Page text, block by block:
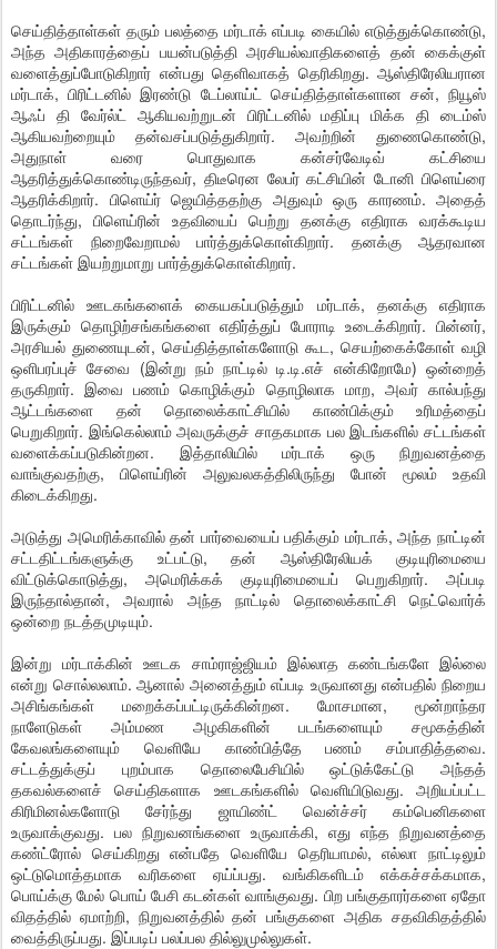
செய்தித்தாள்கள் தரும் பலத்தை மர்டாக் எப்படி கையில் எடுத்துக்கொண்டு,
அந்த அதிகாரத்தைப் பயன்படுத்தி அரசியல்வாதிகளைத் தன் கைக்குள்
வளைத்துப்போடுகிறார் என்பது தெளிவாகத் தெரிகிறது. ஆஸ்திரேலியரான
மர்டாக், பிரிட்டனில் இரண்டு டேப்லாய்ட் செய்தித்தாள்களான சன், நியூஸ்
ஆஃப் தி வேர்ல்ட் ஆகியவற்றுடன் பிரிட்டனில் மதிப்பு மிக்க தி டைம்ஸ்
ஆகியவற்றையும் தன்வசப்படுத்துகிறார். அவற்றின் துணைகொண்டு,
அதுநாள் வரை பொதுவாக கன்சர்வேடிவ் கட்சியை
ஆதரித்துக்கொண்டிருந்தவர், திடீரென லேபர் கட்சியின் டோனி பிளெய்ரை
ஆதரிக்கிறார். பிளெய்ர் ஜெயித்ததற்கு அதுவும் ஒரு காரணம். அதைத்
தொடர்ந்து, பிளெய்ரின் உதவியைப் பெற்று தனக்கு எதிராக வரக்கூடிய
சட்டங்கள் நிறைவேறாமல் பார்த்துக்கொள்கிறார். தனக்கு ஆதரவான
சட்டங்கள் இயற்றுமாறு பார்த்துக்கொள்கிறார்.
பிரிட்டனில் ஊடகங்களைக் கையகப்படுத்தும் மர்டாக், தனக்கு எதிராக
இருக்கும் தொழிற்சங்கங்களை எதிர்த்துப் போராடி உடைக்கிறார். பின்னர்,
அரசியல் துணையுடன், செய்தித்தாள்களோடு கூட, செயற்கைக்கோள் வழி
ஒளிபரப்புச் சேவை (இன்று நம் நாட்டில் டி.டி.எச் என்கிறோமே) ஒன்றைத்
தருகிறார். இவை பணம் கொழிக்கும் தொழிலாக மாற, அவர் கால்பந்து
ஆட்டங்களை தன் தொலைக்காட்சியில் காண்பிக்கும் உரிமத்தைப்
பெறுகிறார். இங்கெல்லாம் அவருக்குச் சாதகமாக பல இடங்களில் சட்டங்கள்
வளைக்கப்படுகின்றன. இத்தாலியில் மர்டாக் ஒரு நிறுவனத்தை
வாங்குவதற்கு, பிளெய்ரின் அலுவலகத்திலிருந்து போன் மூலம் உதவி
கிடைக்கிறது.
அடுத்து அமெரிக்காவில் தன் பார்வையைப் பதிக்கும் மர்டாக், அந்த நாட்டின்
சட்டதிட்டங்களுக்கு உட்பட்டு, தன் ஆஸ்திரேலியக் குடியுரிமையை
விட்டுக்கொடுத்து, அமெரிக்கக் குடியுரிமையைப் பெறுகிறார். அப்படி
இருந்தால்தான், அவரால் அந்த நாட்டில் தொலைக்காட்சி நெட்வொர்க்
ஒன்றை நடத்தமுடியும்.
இன்று மர்டாக்கின் ஊடக சாம்ராஜ்ஜியம் இல்லாத கண்டங்களே இல்லை
என்று சொல்லலாம். ஆனால் அனைத்தும் எப்படி உருவானது என்பதில் நிறைய
அசிங்கங்கள் மறைக்கப்பட்டிருக்கின்றன. மோசமான, மூன்றாந்தர
நாளேடுகள் அம்மண அழகிகளின் படங்களையும் சமூகத்தின்
கேவலங்களையும் வெளியே காண்பித்தே பணம் சம்பாதித்தவை.
சட்டத்துக்குப் புறம்பாக தொலைபேசியில் ஒட்டுக்கேட்டு அந்தத்
தகவல்களைச் செய்திகளாக ஊடகங்களில் வெளியிடுவது. அறியப்பட்ட
கிரிமினல்களோடு சேர்ந்து ஜாயிண்ட் வென்ச்சர் கம்பெனிகளை
உருவாக்குவது. பல நிறுவனங்களை உருவாக்கி, எது எந்த நிறுவனத்தை
கண்ட்ரோல் செய்கிறது என்பதே வெளியே தெரியாமல், எல்லா நாட்டிலும்
ஒட்டுமொத்தமாக வரிகளை ஏய்ப்பது. வங்கிகளிடம் எக்கச்சக்கமாக,
பொய்க்கு மேல் பொய் பேசி கடன்கள் வாங்குவது. பிற பங்குதாரர்களை ஏதோ
விதத்தில் ஏமாற்றி, நிறுவனத்தில் தன் பங்குகளை அதிக சதவிகிதத்தில்
வைத்திருப்பது. இப்படிப் பலப்பல தில்லுமுல்லுகள்.